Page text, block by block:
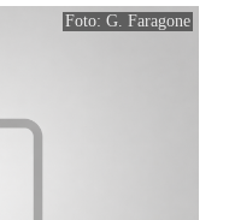
Foto: G. Faragone